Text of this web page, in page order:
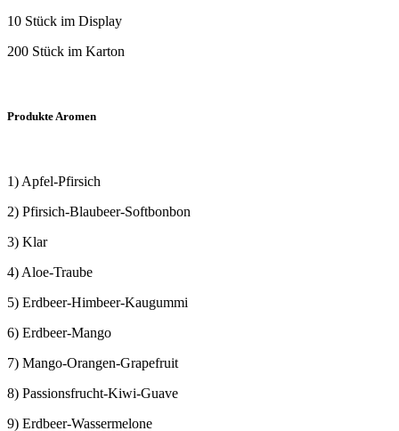
10 Stück im Display
200 Stück im Karton
Produkte Aromen
1) Apfel-Pfirsich
2) Pfirsich-Blaubeer-Softbonbon
3) Klar
4) Aloe-Traube
5) Erdbeer-Himbeer-Kaugummi
6) Erdbeer-Mango
7) Mango-Orangen-Grapefruit
8) Passionsfrucht-Kiwi-Guave
9) Erdbeer-Wassermelone